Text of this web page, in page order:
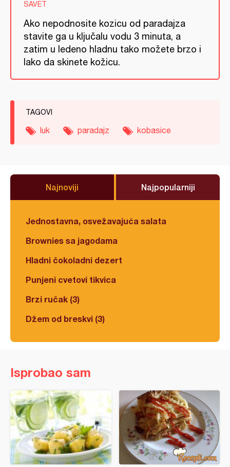
SAVET
Ako nepodnosite kozicu od paradajza
stavite ga u ključalu vodu 3 minuta, a
zatim u ledeno hladnu tako možete brzo i
lako da skinete kožicu.
TAGOVI
luk paradajz kobasice
Najnoviji Najpopularniji
Jednostavna, osvežavajuća salata
Brownies sa jagodama
Hladni čokoladni dezert
Punjeni cvetovi tikvica
Brzi ručak (3)
Džem od breskvi (3)
Isprobao sam